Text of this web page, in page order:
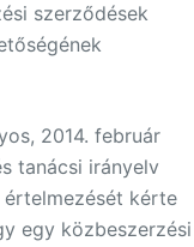
szerződések
2014. február
tanácsi irányelv
kérte
egy közbeszerzési